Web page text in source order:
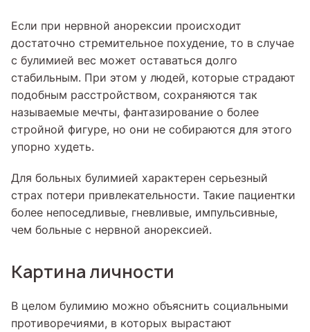
Если при нервной анорексии происходит
достаточно стремительное похудение, то в случае
с булимией вес может оставаться долго
стабильным. При этом у людей, которые страдают
подобным расстройством, сохраняются так
называемые мечты, фантазирование о более
стройной фигуре, но они не собираются для этого
упорно худеть.
Для больных булимией характерен серьезный
страх потери привлекательности. Такие пациентки
более непоседливые, гневливые, импульсивные,
чем больные с нервной анорексией.
Картина личности
В целом булимию можно объяснить социальными
противоречиями, в которых вырастают